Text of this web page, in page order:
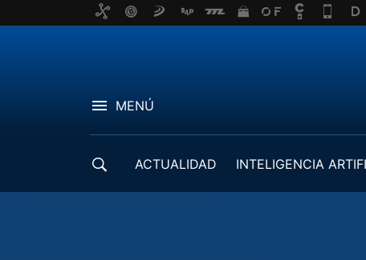
MENÚ
ACTUALIDAD INTELIGENCIA